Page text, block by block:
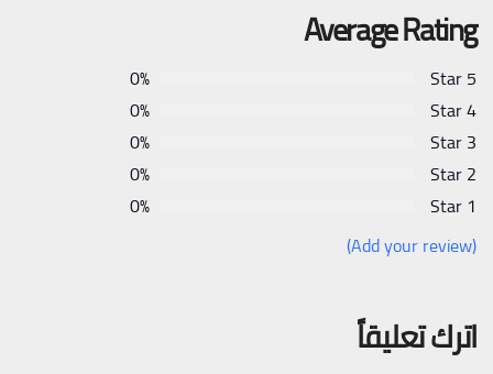
Average Rating
5 Star
0%
4 Star
0%
3 Star
0%
2 Star
0%
1 Star
0%
(Add your review)
اترك تعليقاً